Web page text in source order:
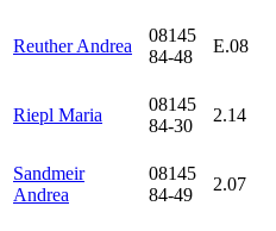
Reuther Andrea
08145
84-48
E.08
Riepl Maria
08145
84-30
2.14
Sandmeir
Andrea
08145
84-49
2.07